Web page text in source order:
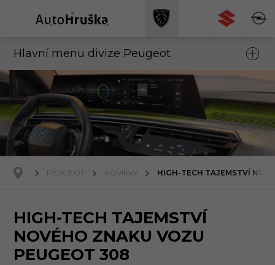
Hlavní menu divize Peugeot
PEUGEOT NOVINKY HIGH-TECH TAJEMSTVÍ
HIGH-TECH TAJEMSTVÍ
NOVÉHO ZNAKU VOZU
PEUGEOT 308